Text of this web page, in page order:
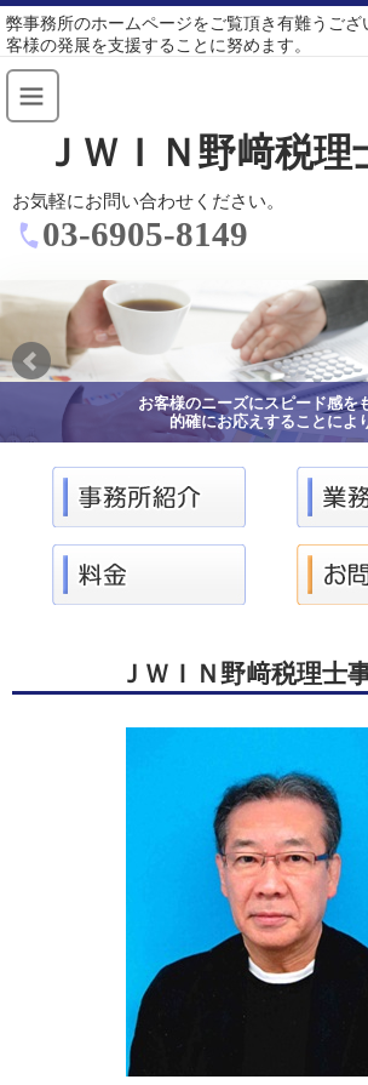
弊事務所のホームページをご覧頂き有難うご
客様の発展を支援することに努めます。
ＪＷＩＮ野﨑税理
お気軽にお問い合わせください。
03-6905-8149
お客様のニーズにスピード感を
的確にお応えすることによ
ＪＷＩＮ野﨑税理士